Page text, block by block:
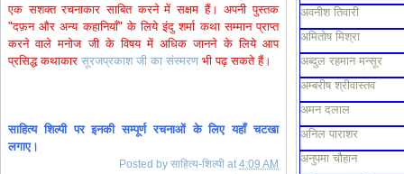
एक सशक्त रचनाकार साबित करने में सक्षम हैं। अपनी पुस्तक
"दफ़न और अन्य कहानियाँ" के लिये इंदु शर्मा कथा सम्मान प्राप्त
करने वाले मनोज जी के विषय में अधिक जानने के लिये आप
प्रसिद्ध कथाकार सूरजप्रकाश जी का संस्मरण भी पढ़ सकते हैं।
साहित्य शिल्पी पर इनकी सम्पूर्ण रचनाओं के लिए यहाँ चटखा
लगाए।
Posted by साहित्य-शिल्पी at 4:09 AM
अवनीश तिवारी
अमितोष मिश्रा
अब्दुल रहमान मन्सूर
अम्बरीष श्रीवास्तव
अमन दलाल
अनिल पाराशर
अनुपमा चौहान